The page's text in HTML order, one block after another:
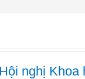
nghị